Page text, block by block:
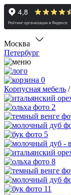
Москва
Петербург
0
Корпусная мебель /